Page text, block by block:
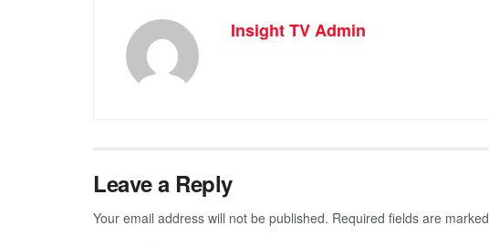
Insight TV Admin
Leave a Reply
Your email address will not be published. Required fields are marked